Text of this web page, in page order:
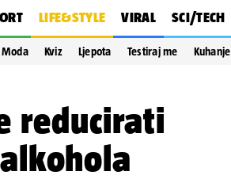
LIFE&STYLE VIRAL SCI/TECH
Moda Kviz Ljepota Testiraj me Kuhanje
reducirati